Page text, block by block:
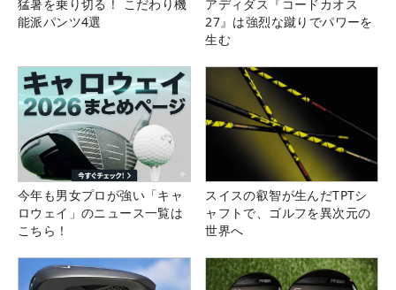
猛暑を乗り切る！ こだわり機
能派パンツ4選
アディダス『コードカオス
27』は強烈な蹴りでパワーを
生む
今年も男女プロが強い「キャ
ロウェイ」のニュース一覧は
こちら！
スイスの叡智が生んだTPTシ
ャフトで、ゴルフを異次元の
世界へ